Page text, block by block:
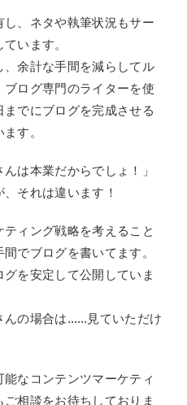
、ネタや執筆状況もサー
います。
余計な手間を減らしてル
ログ専門のライターを使
でにブログを完成させる
す。
は本業だからでしょ！」
それは違います！
ィング戦略を考えること
でブログを書いてます。
を安定して公開していま
んの場合は……見ていただけ
なコンテンツマーケティ
相談をお待ちしておりま